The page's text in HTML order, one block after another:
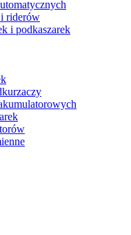
riderów
i podkaszarek